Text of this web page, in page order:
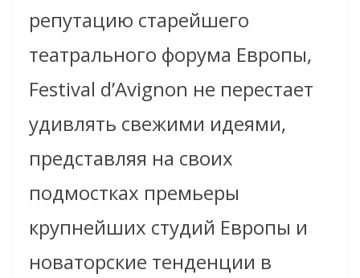
репутацию старейшего
театрального форума Европы,
Festival d’Avignon не перестает
удивлять свежими идеями,
представляя на своих
подмостках премьеры
крупнейших студий Европы и
новаторские тенденции в